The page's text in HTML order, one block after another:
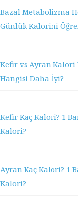
Bazal Metabolizma
Günlük Kalorini
Kefir vs Ayran Kalori
Hangisi Daha İyi?
Kefir Kaç Kalori? 1
Kalori?
Ayran Kaç Kalori? 1
Kalori?